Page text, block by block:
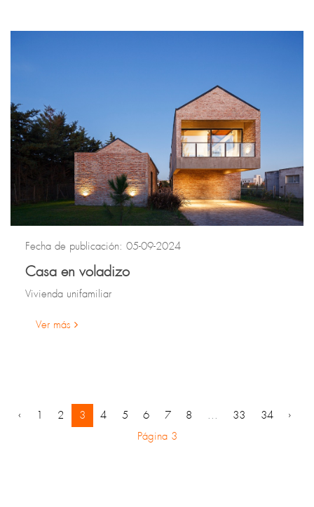
Fecha de publicación: 05-09-2024
Casa en voladizo
Vivienda unifamiliar
Ver más
‹ 1 2 3 4 5 6 7 8 ... 33 34
›
Página 3